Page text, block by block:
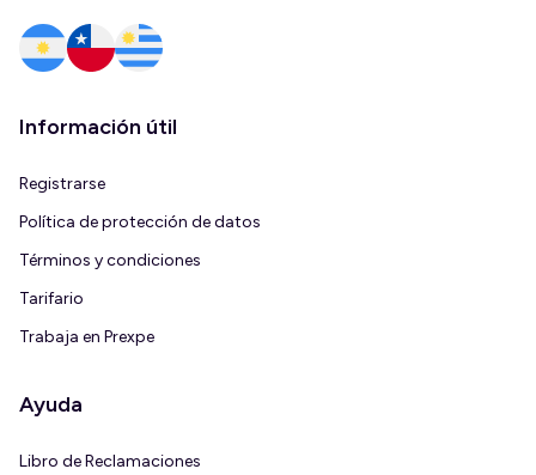
Información útil
Registrarse
Política de protección de datos
Términos y condiciones
Tarifario
Trabaja en Prexpe
Ayuda
Libro de Reclamaciones